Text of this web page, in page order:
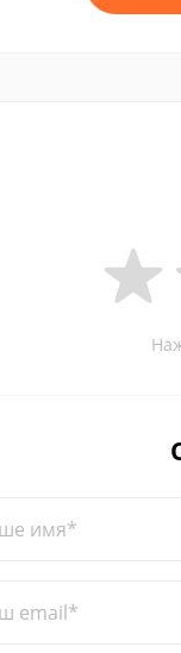
имя*
email*